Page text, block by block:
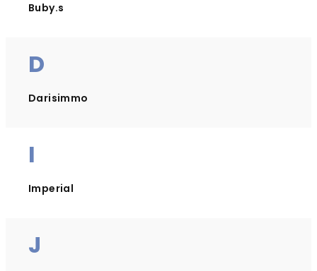
Buby.s
D
Darisimmo
I
Imperial
J